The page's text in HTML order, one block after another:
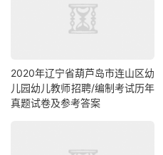
2020年辽宁省葫芦岛市连山区幼
儿园幼儿教师招聘/编制考试历年
真题试卷及参考答案